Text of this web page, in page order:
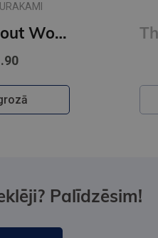
Men Without Women
Palīdzēsim!